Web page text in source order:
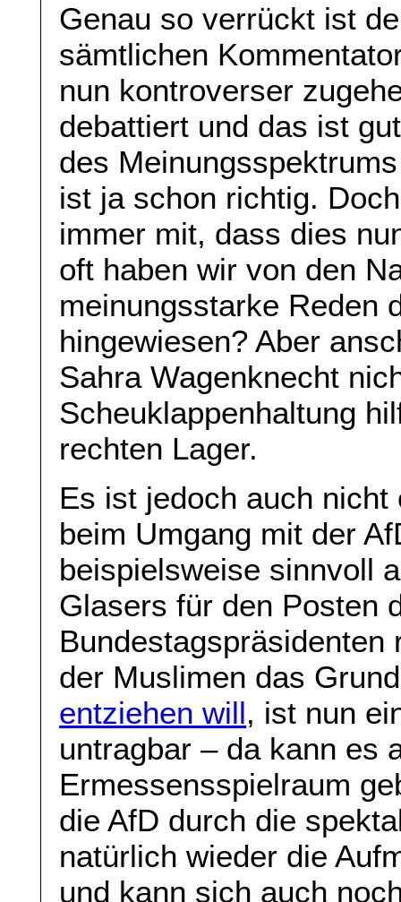
Genau so verrückt ist
sämtlichen
nun kontroverser
debattiert und das ist
des
ist ja schon richtig.
immer mit, dass dies
oft haben wir von den
meinungsstarke Reden
hingewiesen? Aber
Sahra Wagenknecht
Scheuklappenhaltung
rechten Lager.
Es ist jedoch auch
beim Umgang mit der
beispielsweise sinnvoll
Glasers für den Posten
Bundestagspräsidenten
der Muslimen das
entziehen will, ist nun
untragbar – da kann es
Ermessensspielraum
die AfD durch die
natürlich wieder die
und kann sich auch